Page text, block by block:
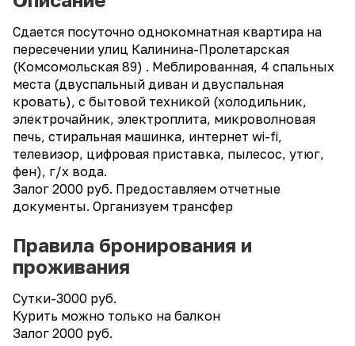
Сдается посуточно однокомнатная квартира на
пересечении улиц Калинина-Пролетарская
(Комсомольская 89) . Меблированная, 4 спальных
места (двуспальный диван и двуспальная
кровать), с бытовой техникой (холодильник,
электрочайник, электроплита, микроволновая
печь, стиральная машинка, интернет wi-fi,
телевизор, цифровая приставка, пылесос, утюг,
фен), г/х вода.
Залог 2000 руб. Предоставляем отчетные
документы. Организуем трансфер
Правила бронирования и
проживания
Сутки-3000 руб.
Курить можно только на балкон
Залог 2000 руб.